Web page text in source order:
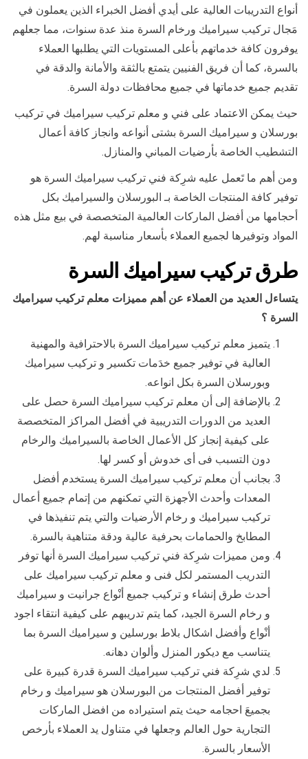
أنواع التدريبات العالية على أيدي أفضل الخبراء الذين يعملون في
مَجال تركيب سيراميك ورخام السرة منذ عدة سنوات، مما جعلهم
يوفرون كافة خدماتهم بأعلى المستويات التي يطلبها العملاء
بالسرة، كما أن فريق الفنيين يتمتع بالثقة والأمانة والدقة في
تقديم جميع خدماتها في جميع محافظات دولة السرة.
حيث يمكن الاعتماد على فني و معلم تركيب سيراميك في تركيب
بورسلان و سيراميك السرة بشتى أنواعه وانجاز كافة أعمال
التشطيب الخاصة بأرضيات المباني والمنازل.
ومن أهم ما تَعمل عليه شرِكة فني تركيب سيراميك السرة هو
توفير كافة المنتجات الخاصة بـ البورسلان والسيراميك بكل
أحجامها من أفضل الماركات العالمية المتخصصة في بيع مثل هذه
المواد وتوفيرها لجميع العملاء بأسعار مناسبة لهم.
طرق تركيب سيراميك السرة
يتساءل العديد من العملاء عن أهم مميزات معلم تركيب سيراميك
السرة ؟
يتميز معلم تركيب سيراميك السرة بالاحترافية والمهنية
العالية في توفير جميع خدَمات تكسير و تركيب سيراميك
وبورسلان السرة بكل انواعه.
بالإضافة إلى أن معلم تركيب سيراميك السرة حصل على
العديد من الدورات التدريبية في أفضل المراكز المتخصصة
على كيفية إنجاز كل الأعمال الخاصة بالسيراميك والرخام
دون التسبب فى أى خدوش أو كسر لها.
بجانب أن معلم تركيب سيراميك السرة يستخدم أفضل
المعدات وأحدث الأجهزة التي تمكنهم من إتمام جميع أعمال
تركيب سيراميك و رخام الأرضيات والتي يتم تنفيذها في
المطابخ والحمامات بحرفية عالية ودقة متناهية بالسرة.
ومن مميزات شرِكة فني تركيب سيراميك السرة أنها توفر
التدريب المستمر لكل فنى و معلم تركيب سيراميك على
أحدث طرق إنشاء و تركيب جميع أنْواع جرانيت و سيراميك
و رخام السرة الجيد، كما يتم تدريبهم على كيفية انتقاء اجود
أنْواع وأفضل اشكال بلاط بورسلين و سيراميك السرة بما
يتناسب مع ديكور المنزل وألوان دهانه.
لدي شرِكة فني تركيب سيراميك السرة قدرة كبيرة على
توفير أفضل المنتجات من البورسلان هو سيراميك و رخام
بجميعَ احجامه حيث يتم استيراده من افضل الماركات
التجارية حول العالم وجعلها في متناول يد العملاء بأرخص
الأسعار بالسرة.